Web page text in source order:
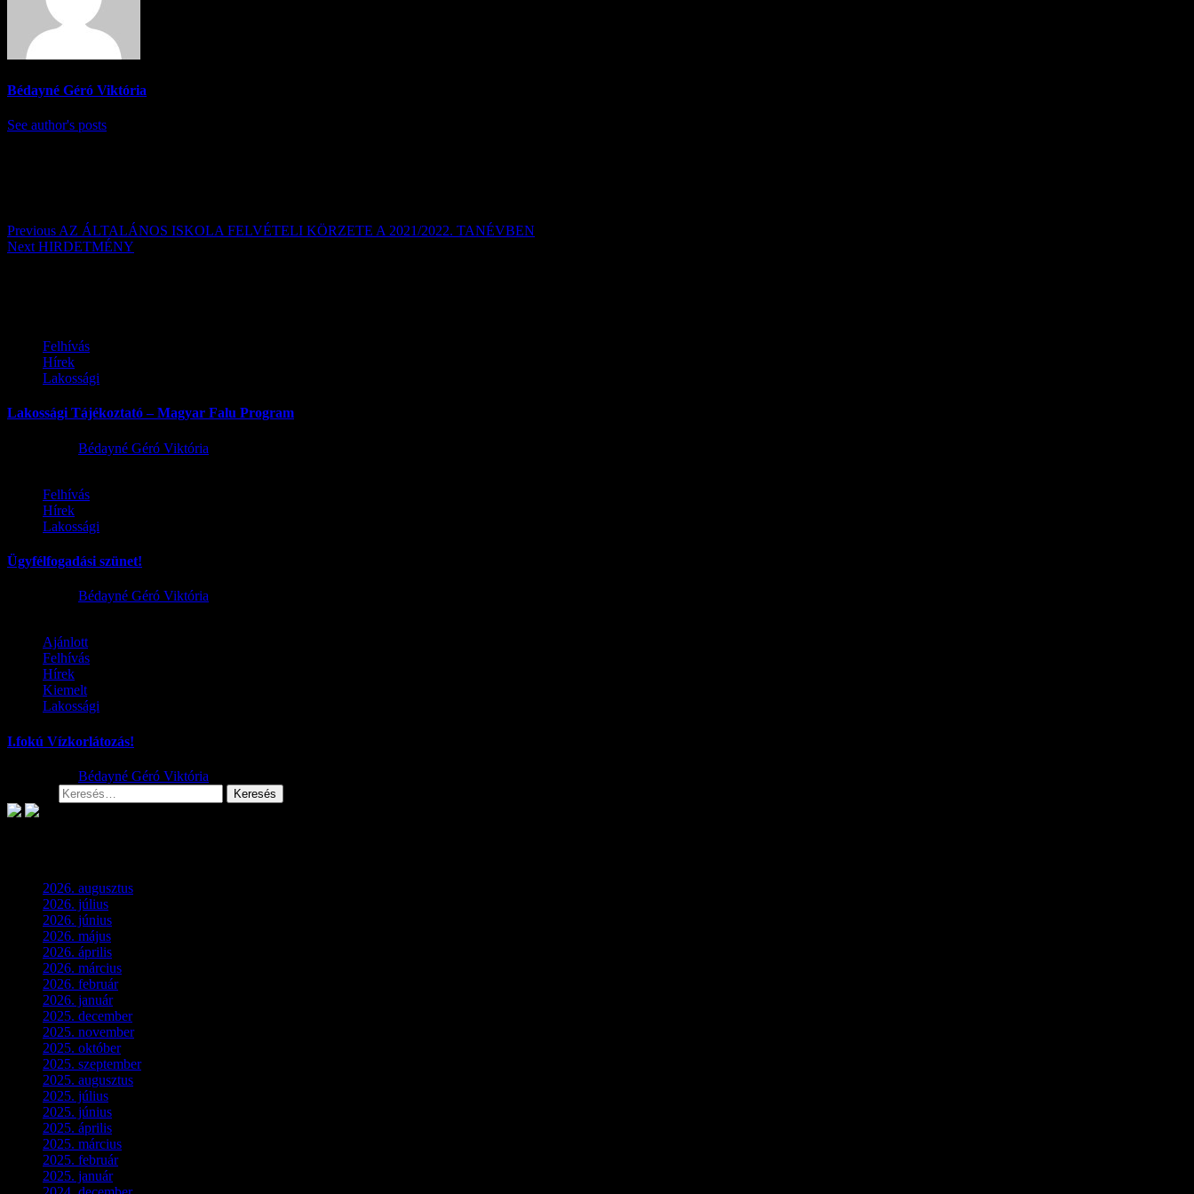
Bédayné Géró Viktória
See author's posts
Previous AZ ÁLTALÁNOS ISKOLA FELVÉTELI KÖRZETE A 2021/2022. TANÉVBEN
Next HIRDETMÉNY
Felhívás
Hírek
Lakossági
Lakossági Tájékoztató – Magyar Falu Program
Bédayné Géró Viktória
Felhívás
Hírek
Lakossági
Ügyfélfogadási szünet!
Bédayné Géró Viktória
Ajánlott
Felhívás
Hírek
Kiemelt
Lakossági
I.fokú Vízkorlátozás!
Bédayné Géró Viktória
2026. augusztus
2026. július
2026. június
2026. május
2026. április
2026. március
2026. február(4)
2026. január(2)
2025. december(4)
2025. november(3)
2025. október(3)
2025. szeptember(5)
2025. augusztus
2025. július
2025. június
2025. április
2025. március
2025. február(7)
2025. január(3)